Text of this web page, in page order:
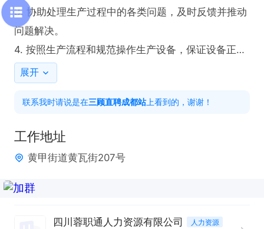
3. 协助处理生产过程中的各类问题，及时反馈并推动
问题解决。
4. 按照生产流程和规范操作生产设备，保证设备正常
运行。
整体生产效率。
任职要求：
1. 具备电子相关工作经验者优先考虑。
2. 能够熟练操作生产设备，掌握相关生产技能。
4. 具备较强的团队协作精神，能够适应团队工作环
展开
联系我时请说是在三顾直聘成都站上看到的，谢谢！
工作地址
黄甲街道黄瓦街207号
四川蓉职通人力资源有限公司 人力资源